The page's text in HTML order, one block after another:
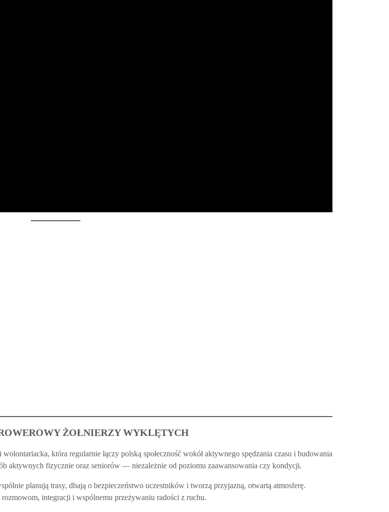
ŻOŁNIERZY WYKLĘTYCH
która regularnie łączy polską społeczność wokół aktywnego spędzania czasu i budowania
aktywnych fizycznie oraz seniorów — niezależnie od poziomu zaawansowania czy kondycji.
planują trasy, dbają o bezpieczeństwo uczestników i tworzą przyjazną, otwartą atmosferę.
integracji i wspólnemu przeżywaniu radości z ruchu.